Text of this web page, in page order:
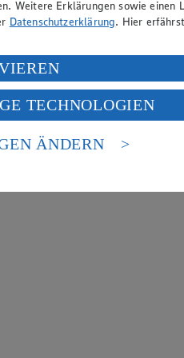
Weitere Erklärungen sowie einen
Datenschutzerklärung. Hier
den USA durch Facebook und
Sinne des Art. 49 Abs. 1 Satz 1 lit.
Der EuGH sieht die USA als
Datenschutzniveau an. Es
TECHNOLOGIEN
ÄNDERN